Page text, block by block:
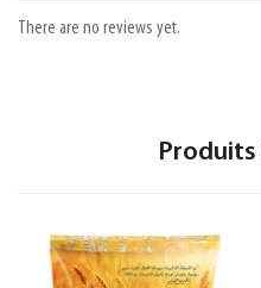
There are no reviews yet.
Produits